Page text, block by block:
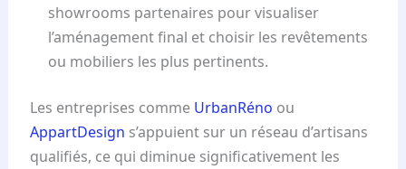
showrooms partenaires pour visualiser
l’aménagement final et choisir les revêtements
ou mobiliers les plus pertinents.
Les entreprises comme UrbanRéno ou
AppartDesign s’appuient sur un réseau d’artisans
qualifiés, ce qui diminue significativement les